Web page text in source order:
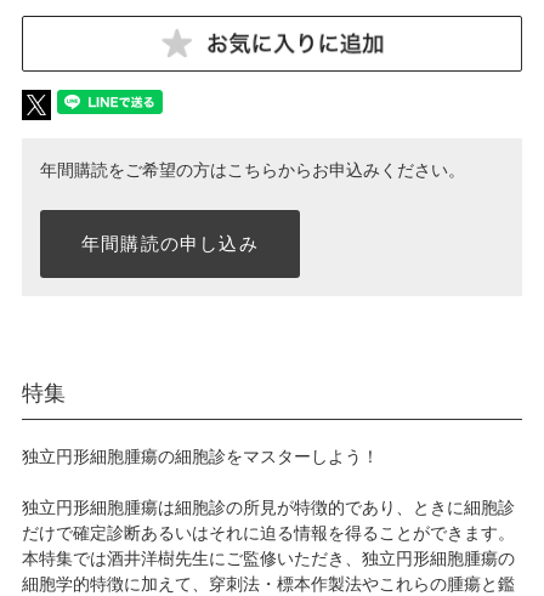
年間購読をご希望の方はこちらからお申込みください。
年間購読の申し込み
特集
独立円形細胞腫瘍の細胞診をマスターしよう！
独立円形細胞腫瘍は細胞診の所見が特徴的であり、ときに細胞診
だけで確定診断あるいはそれに迫る情報を得ることができます。
本特集では酒井洋樹先生にご監修いただき、独立円形細胞腫瘍の
細胞学的特徴に加えて、穿刺法・標本作製法やこれらの腫瘍と鑑